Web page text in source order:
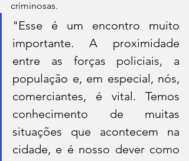
criminosas.
"Esse é um encontro muito
importante. A proximidade
entre as forças policiais, a
população e, em especial, nós,
comerciantes, é vital. Temos
conhecimento de muitas
situações que acontecem na
cidade, e é nosso dever como